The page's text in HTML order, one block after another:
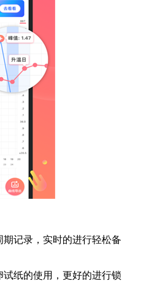
记录，实时的进行轻松备
纸的使用，更好的进行锁